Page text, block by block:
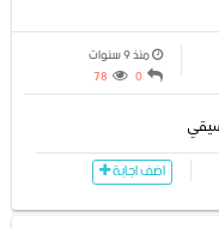
منذ 9 سنوات
0
78
اضف اجابة